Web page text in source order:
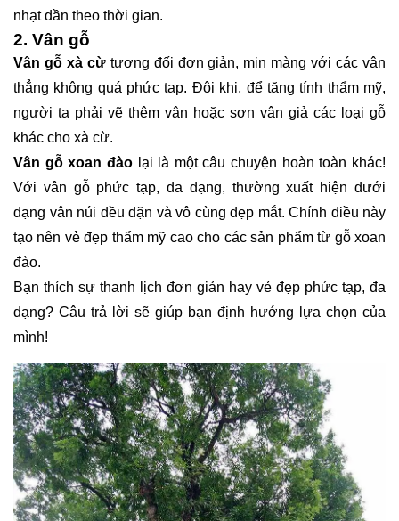
nhạt dần theo thời gian.
2. Vân gỗ
Vân gỗ xà cừtương đối đơn giản, mịn màng với các vân
thẳng không quá phức tạp. Đôi khi, để tăng tính thẩm mỹ,
người ta phải vẽ thêm vân hoặc sơn vân giả các loại gỗ
khác cho xà cừ.
Vân gỗ xoan đàolại là một câu chuyện hoàn toàn khác!
Với vân gỗ phức tạp, đa dạng, thường xuất hiện dưới
dạng vân núi đều đặn và vô cùng đẹp mắt. Chính điều này
tạo nên vẻ đẹp thẩm mỹ cao cho các sản phẩm từ gỗ xoan
đào.
Bạn thích sự thanh lịch đơn giản hay vẻ đẹp phức tạp, đa
dạng? Câu trả lời sẽ giúp bạn định hướng lựa chọn của
mình!